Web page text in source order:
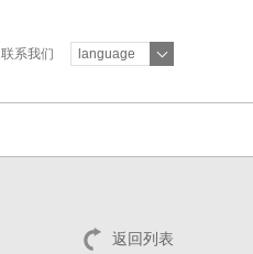
联系我们 language
返回列表